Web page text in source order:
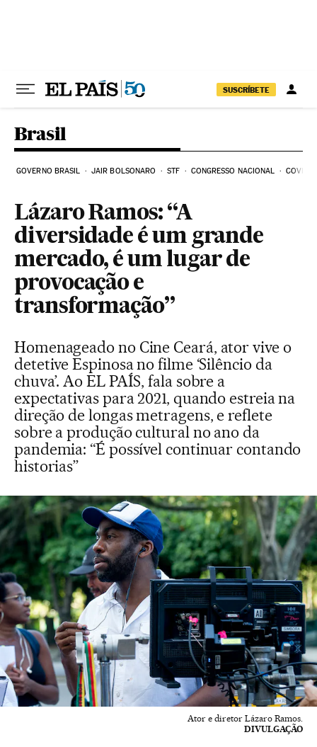
SUSCRÍBETE
Brasil
GOVERNO BRASIL JAIR BOLSONARO STF CONGRESSO NACIONAL COVID-
Lázaro Ramos: “A
diversidade é um grande
mercado, é um lugar de
provocação e
transformação”
Homenageado no Cine Ceará, ator vive o
detetive Espinosa no filme ‘Silêncio da
chuva’. Ao EL PAÍS, fala sobre a
expectativas para 2021, quando estreia na
direção de longas metragens, e reflete
sobre a produção cultural no ano da
pandemia: “É possível continuar contando
historias”
Ator e diretor Lázaro Ramos.
DIVULGAÇÃO